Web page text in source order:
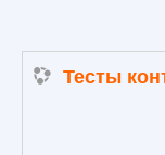
Тесты